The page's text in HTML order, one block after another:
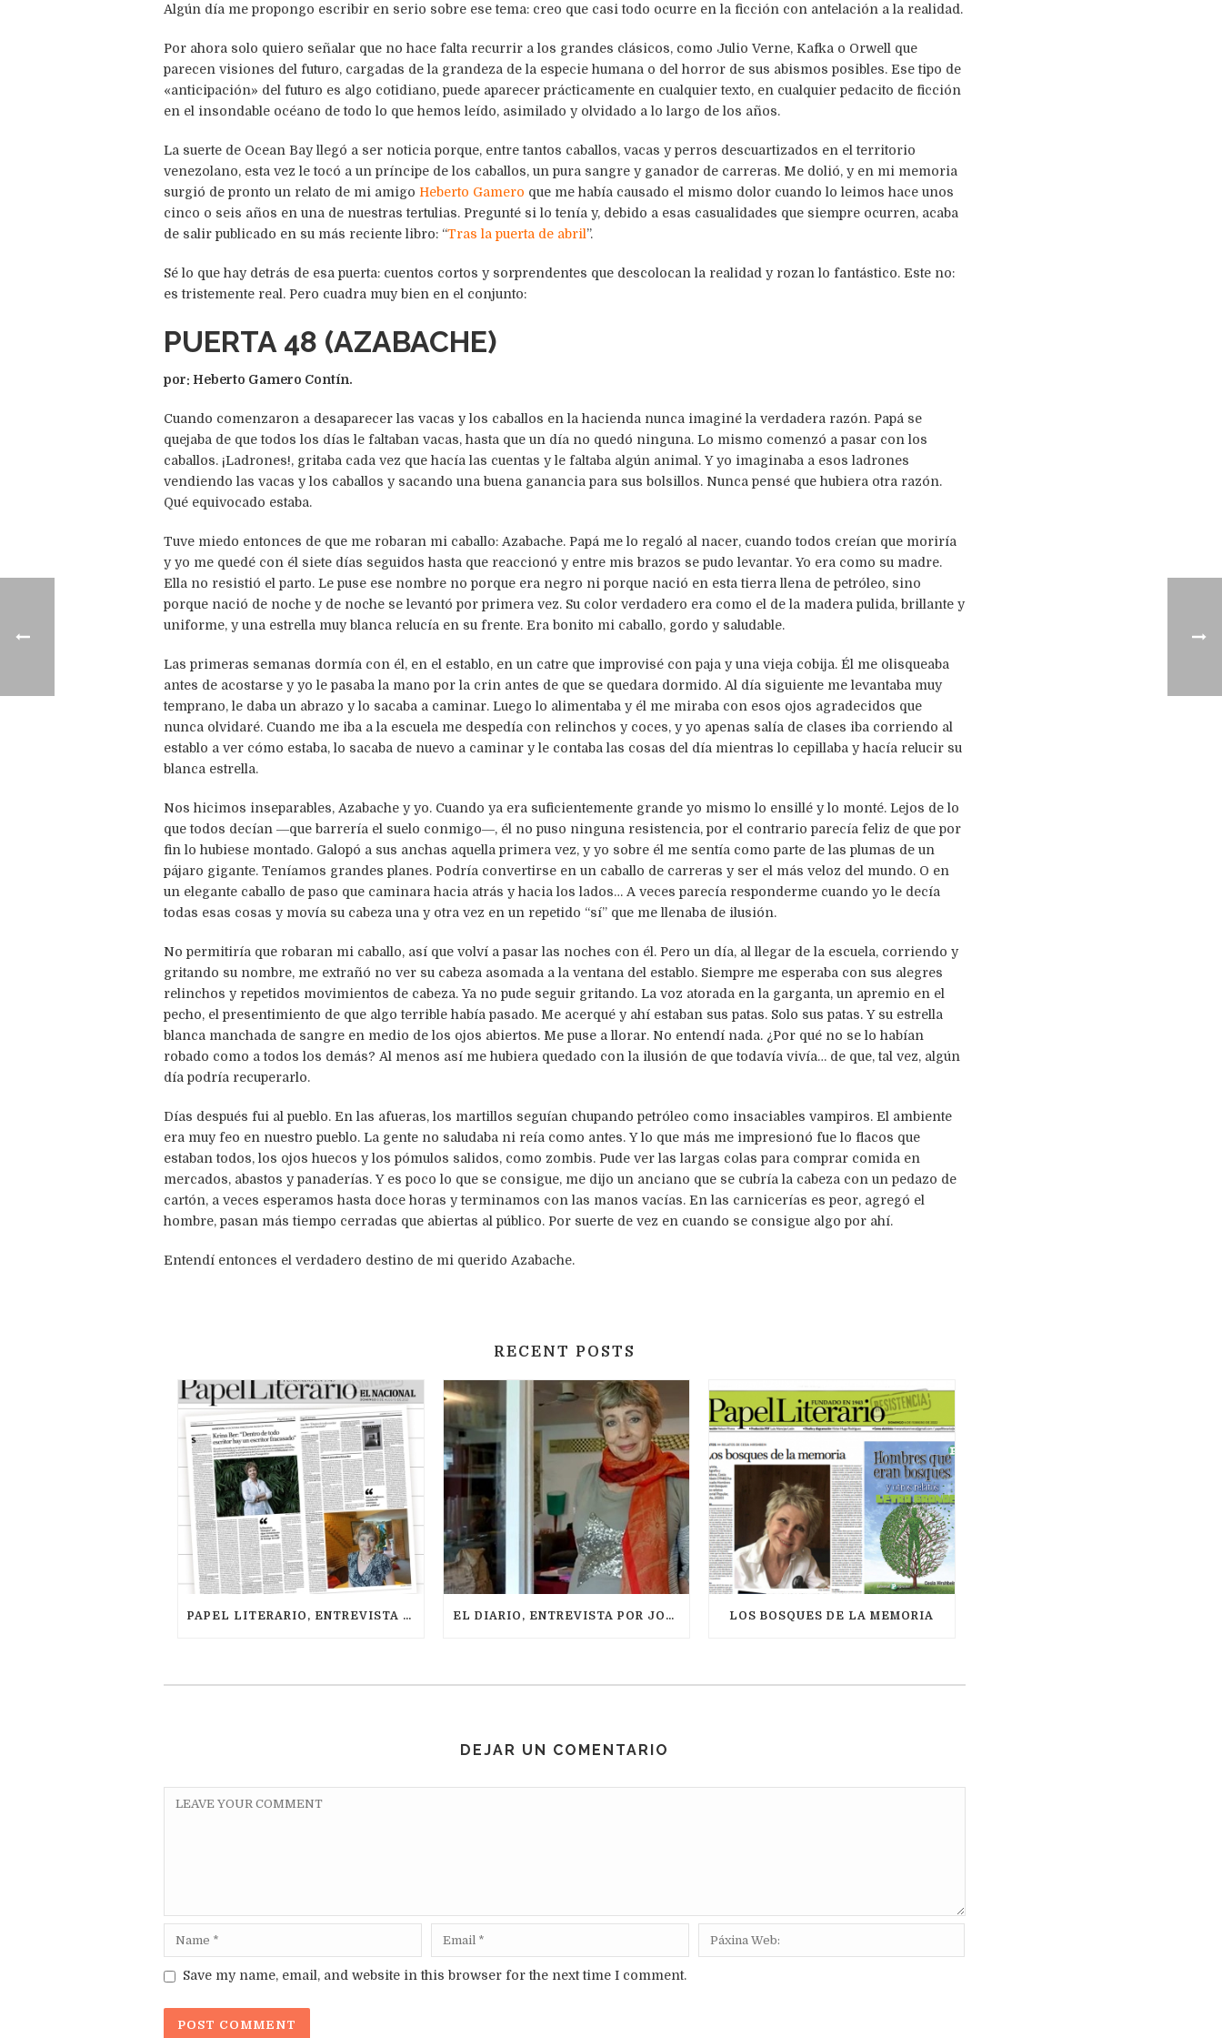
Algún día me propongo escribir en serio sobre ese tema: creo que casi todo ocurre en la ficción con antelación a la realidad.
Por ahora solo quiero señalar que no hace falta recurrir a los grandes clásicos, como Julio Verne, Kafka o Orwell que
parecen visiones del futuro, cargadas de la grandeza de la especie humana o del horror de sus abismos posibles. Ese tipo de
«anticipación» del futuro es algo cotidiano, puede aparecer prácticamente en cualquier texto, en cualquier pedacito de ficción
en el insondable océano de todo lo que hemos leído, asimilado y olvidado a lo largo de los años.
La suerte de Ocean Bay llegó a ser noticia porque, entre tantos caballos, vacas y perros descuartizados en el territorio
venezolano, esta vez le tocó a un príncipe de los caballos, un pura sangre y ganador de carreras. Me dolió, y en mi memoria
surgió de pronto un relato de mi amigo Heberto Gamero que me había causado el mismo dolor cuando lo leimos hace unos
cinco o seis años en una de nuestras tertulias. Pregunté si lo tenía y, debido a esas casualidades que siempre ocurren, acaba
de salir publicado en su más reciente libro: “Tras la puerta de abril ”.
Sé lo que hay detrás de esa puerta: cuentos cortos y sorprendentes que descolocan la realidad y rozan lo fantástico. Este no:
es tristemente real. Pero cuadra muy bien en el conjunto:
PUERTA 48 (AZABACHE)
por: Heberto Gamero Contín.
Cuando comenzaron a desaparecer las vacas y los caballos en la hacienda nunca imaginé la verdadera razón. Papá se
quejaba de que todos los días le faltaban vacas, hasta que un día no quedó ninguna. Lo mismo comenzó a pasar con los
caballos. ¡Ladrones!, gritaba cada vez que hacía las cuentas y le faltaba algún animal. Y yo imaginaba a esos ladrones
vendiendo las vacas y los caballos y sacando una buena ganancia para sus bolsillos. Nunca pensé que hubiera otra razón.
Qué equivocado estaba.
Tuve miedo entonces de que me robaran mi caballo: Azabache. Papá me lo regaló al nacer, cuando todos creían que moriría
y yo me quedé con él siete días seguidos hasta que reaccionó y entre mis brazos se pudo levantar. Yo era como su madre.
Ella no resistió el parto. Le puse ese nombre no porque era negro ni porque nació en esta tierra llena de petróleo, sino
porque nació de noche y de noche se levantó por primera vez. Su color verdadero era como el de la madera pulida, brillante y
uniforme, y una estrella muy blanca relucía en su frente. Era bonito mi caballo, gordo y saludable.
Las primeras semanas dormía con él, en el establo, en un catre que improvisé con paja y una vieja cobija. Él me olisqueaba
antes de acostarse y yo le pasaba la mano por la crin antes de que se quedara dormido. Al día siguiente me levantaba muy
temprano, le daba un abrazo y lo sacaba a caminar. Luego lo alimentaba y él me miraba con esos ojos agradecidos que
nunca olvidaré. Cuando me iba a la escuela me despedía con relinchos y coces, y yo apenas salía de clases iba corriendo al
establo a ver cómo estaba, lo sacaba de nuevo a caminar y le contaba las cosas del día mientras lo cepillaba y hacía relucir su
blanca estrella.
Nos hicimos inseparables, Azabache y yo. Cuando ya era suficientemente grande yo mismo lo ensillé y lo monté. Lejos de lo
que todos decían ―que barrería el suelo conmigo―, él no puso ninguna resistencia, por el contrario parecía feliz de que por
fin lo hubiese montado. Galopó a sus anchas aquella primera vez, y yo sobre él me sentía como parte de las plumas de un
pájaro gigante. Teníamos grandes planes. Podría convertirse en un caballo de carreras y ser el más veloz del mundo. O en
un elegante caballo de paso que caminara hacia atrás y hacia los lados… A veces parecía responderme cuando yo le decía
todas esas cosas y movía su cabeza una y otra vez en un repetido “sí” que me llenaba de ilusión.
No permitiría que robaran mi caballo, así que volví a pasar las noches con él. Pero un día, al llegar de la escuela, corriendo y
gritando su nombre, me extrañó no ver su cabeza asomada a la ventana del establo. Siempre me esperaba con sus alegres
relinchos y repetidos movimientos de cabeza. Ya no pude seguir gritando. La voz atorada en la garganta, un apremio en el
pecho, el presentimiento de que algo terrible había pasado. Me acerqué y ahí estaban sus patas. Solo sus patas. Y su estrella
blanca manchada de sangre en medio de los ojos abiertos. Me puse a llorar. No entendí nada. ¿Por qué no se lo habían
robado como a todos los demás? Al menos así me hubiera quedado con la ilusión de que todavía vivía… de que, tal vez, algún
día podría recuperarlo.
Días después fui al pueblo. En las afueras, los martillos seguían chupando petróleo como insaciables vampiros. El ambiente
era muy feo en nuestro pueblo. La gente no saludaba ni reía como antes. Y lo que más me impresionó fue lo flacos que
estaban todos, los ojos huecos y los pómulos salidos, como zombis. Pude ver las largas colas para comprar comida en
mercados, abastos y panaderías. Y es poco lo que se consigue, me dijo un anciano que se cubría la cabeza con un pedazo de
cartón, a veces esperamos hasta doce horas y terminamos con las manos vacías. En las carnicerías es peor, agregó el
hombre, pasan más tiempo cerradas que abiertas al público. Por suerte de vez en cuando se consigue algo por ahí.
Entendí entonces el verdadero destino de mi querido Azabache.
RECENT POSTS
PAPEL LITERARIO, ENTREVISTA POR ISAAC MENDOZA (08/2021) EL DIARIO, ENTREVISTA POR JOSÉ MIGUEL FERRER, MAYO 2021 LOS BOSQUES DE LA MEMORIA
DEJAR UN COMENTARIO
Save my name, email, and website in this browser for the next time I comment.